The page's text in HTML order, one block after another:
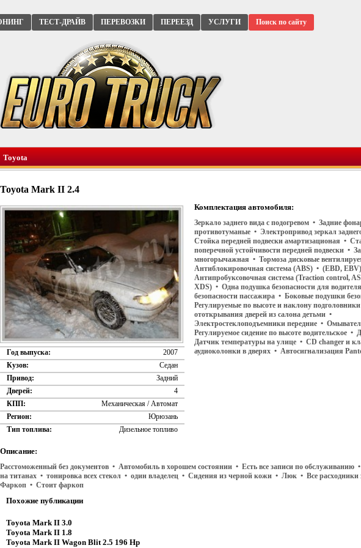
ТЕСТ-ДРАЙВ ПЕРЕВОЗКИ ПЕРЕЕЗД УСЛУГИ Поиск по сайту
Toyota
Toyota Mark II 2.4
Год выпуска:
2007
Кузов:
Седан
Привод:
Задний
Дверей:
4
КПП:
Механическая / Автомат
Регион:
Юрюзань
Тип топлива:
Дизельное топливо
Комплектация автомобиля:
Зеркало заднего вида с подогревом • Задние
противотуманые • Электропривод зеркал
Стойка передней подвески амартизационая •
поперечной устойчивости передней подвески •
многорычажная • Тормоза дисковые
Антиблокировочная система (ABS) • (EBD,
Антипробуксовочная система (Traction control,
XDS) • Одна подушка безопасности для
безопасности пассажира • Боковые подушки
Регулируемые по высоте и наклону
ототкрывания дверей из салона детьми •
Электростеклоподъемники передние •
Регулируемое сидение по высоте водительское •
Датчик температуры на улице • CD changer и
аудиоколонки в дверях • Автосигнализация
Описание:
Расстоможенный без документов • Автомобиль в хорошем состоянии • Есть все записи по обслуживанию
на титанах • тонировка всех стекол • один владелец • Сидения из черной кожи • Люк • Все расходники
Фаркоп • Стоит фаркоп
Похожие публикации
Toyota Mark II 3.0
Toyota Mark II 1.8
Toyota Mark II Wagon Blit 2.5 196 Hp